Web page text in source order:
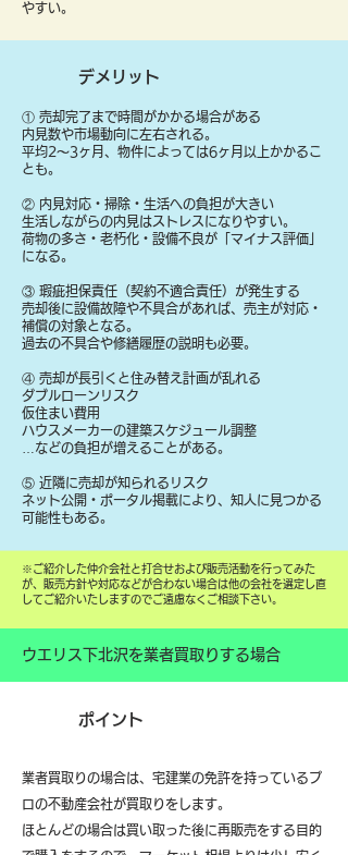
やすい。
デメリット
① 売却完了まで時間がかかる場合がある
内見数や市場動向に左右される。
平均2〜3ヶ月、物件によっては6ヶ月以上かかるこ
とも。
② 内見対応・掃除・生活への負担が大きい
生活しながらの内見はストレスになりやすい。
荷物の多さ・老朽化・設備不良が「マイナス評価」
になる。
③ 瑕疵担保責任（契約不適合責任）が発生する
売却後に設備故障や不具合があれば、売主が対応・
補償の対象となる。
過去の不具合や修繕履歴の説明も必要。
④ 売却が長引くと住み替え計画が乱れる
ダブルローンリスク
仮住まい費用
ハウスメーカーの建築スケジュール調整
…などの負担が増えることがある。
⑤ 近隣に売却が知られるリスク
ネット公開・ポータル掲載により、知人に見つかる
可能性もある。
​※ご紹介した仲介会社と打合せおよび販売活動を行ってみた
が、販売方針や対応などが合わない場合は他の会社を選定し直
してご紹介いたしますのでご遠慮なくご相談下さい。
ウエリス下北沢を業者買取りする場合
ポイント
業者買取りの場合は、宅建業の免許を持っているプ
ロの不動産会社が買取りをします。
ほとんどの場合は買い取った後に再販売をする目的